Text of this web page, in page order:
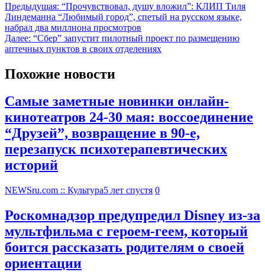
Предыдущая: “Прочувствовал, душу вложил”: КЛИП Тиля
Линдеманна “Любимый город”, спетый на русском языке,
набрал два миллиона просмотров
Далее: “Сбер” запустит пилотный проект по размещению
аптечных пунктов в своих отделениях
Похожие новости
Самые заметные новинки онлайн-
кинотеатров 24-30 мая: воссоединение
“Друзей”, возвращение в 90-е,
перезапуск психотерапевтических
историй
NEWSru.com :: Культура5 лет спустя 0
Роскомнадзор предупредил Disney из-за
мультфильма c героем-геем, который
боится рассказать родителям о своей
ориентации